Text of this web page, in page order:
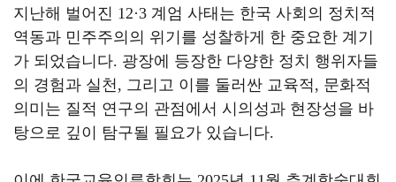
지난해 벌어진 12·3 계엄 사태는 한국 사회의 정치적
역동과 민주주의의 위기를 성찰하게 한 중요한 계기
가 되었습니다. 광장에 등장한 다양한 정치 행위자들
의 경험과 실천, 그리고 이를 둘러싼 교육적, 문화적
의미는 질적 연구의 관점에서 시의성과 현장성을 바
탕으로 깊이 탐구될 필요가 있습니다.